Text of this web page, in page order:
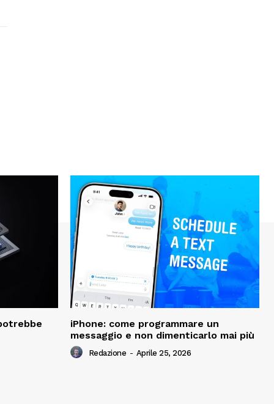
iPhone: come programmare un
messaggio e non dimenticarlo mai più
Redazione - Aprile 25, 2026